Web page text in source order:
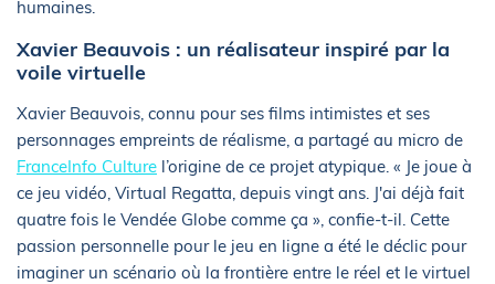
humaines.
Xavier Beauvois : un réalisateur inspiré par la
voile virtuelle
Xavier Beauvois, connu pour ses films intimistes et ses
personnages empreints de réalisme, a partagé au micro de
FranceInfo Culture l’origine de ce projet atypique. « Je joue à
ce jeu vidéo, Virtual Regatta, depuis vingt ans. J'ai déjà fait
quatre fois le Vendée Globe comme ça », confie-t-il. Cette
passion personnelle pour le jeu en ligne a été le déclic pour
imaginer un scénario où la frontière entre le réel et le virtuel